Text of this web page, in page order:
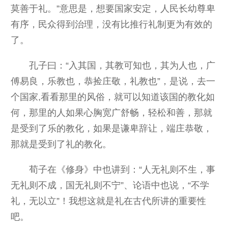
莫善于礼。”意思是，想要国家安定，人民长幼尊卑
有序，民众得到治理，没有比推行礼制更为有效的
了。
孔子曰：“入其国，其教可知也，其为人也，广
傅易良，乐教也，恭捡庄敬，礼教也”，是说，去一
个国家,看看那里的风俗，就可以知道该国的教化如
何，那里的人如果心胸宽广舒畅，轻松和善，那就
是受到了乐的教化，如果是谦卑辞让，端庄恭敬，
那就是受到了礼的教化。
荀子在《修身》中也讲到：“人无礼则不生，事
无礼则不成，国无礼则不宁”、论语中也说，“不学
礼，无以立”！我想这就是礼在古代所讲的重要性
吧。